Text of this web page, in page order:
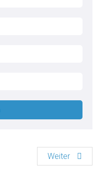
Weiter